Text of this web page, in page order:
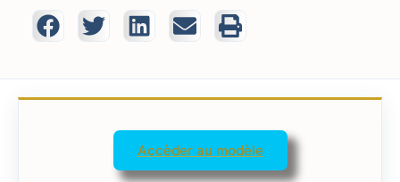
Accèder au modèle